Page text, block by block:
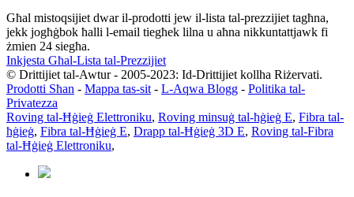
Għal mistoqsijiet dwar il-prodotti jew il-lista tal-prezzijiet tagħna,
jekk jogħġbok ħalli l-email tiegħek lilna u aħna nikkuntattjawk fi
żmien 24 siegħa.
Inkjesta Għal-Lista tal-Prezzijiet
© Drittijiet tal-Awtur - 2005-2023: Id-Drittijiet kollha Riżervati.
Prodotti Sħan - Mappa tas-sit- L-Aqwa Blogg - Politika tal-
Privatezza
Roving tal-Ħġieġ Elettroniku, Roving minsuġ tal-ħġieġ E, Fibra tal-
ħġieġ, Fibra tal-Ħġieġ E, Drapp tal-Ħġieġ 3D E, Roving tal-Fibra
tal-Ħġieġ Elettroniku,